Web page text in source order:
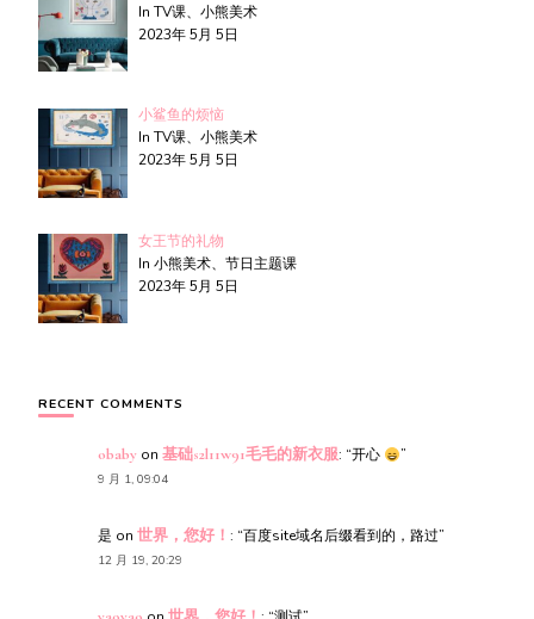
In TV课、小熊美术
2023年 5月 5日
小鲨鱼的烦恼
In TV课、小熊美术
2023年 5月 5日
女王节的礼物
In 小熊美术、节日主题课
2023年 5月 5日
RECENT COMMENTS
obaby on 基础s2l11w91毛毛的新衣服: “开心 ”
9 月 1, 09:04
是 on 世界，您好！ : “百度site域名后缀看到的，路过”
12 月 19, 20:29